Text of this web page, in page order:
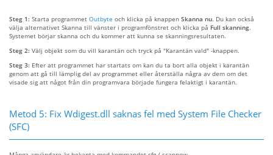
Steg 1: Starta programmet Outbyte och klicka på knappen Skanna nu. Du kan också
välja alternativet Skanna till vänster i programfönstret och klicka på Full skanning.
Systemet börjar skanna och du kommer att kunna se skanningsresultaten.
Steg 2: Välj objekt som du vill karantän och tryck på "Karantän vald" -knappen.
Steg 3: Efter att programmet har startats om kan du ta bort alla objekt i karantän
genom att gå till lämplig del av programmet eller återställa några av dem om det
visade sig att något från din programvara började fungera felaktigt i karantän.
Metod 5: Fix Wdigest.dll saknas fel med System File Checker
(SFC)